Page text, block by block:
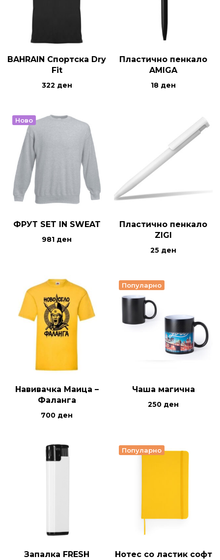
BAHRAIN Спортска Dry
Fit
322 ден
Пластично пенкало
AMIGA
18 ден
Ново
ФРУТ SET IN SWEAT
981 ден
Пластично пенкало
ZIGI
25 ден
Навивачка Маица –
Фаланга
700 ден
Популарно
Чаша магична
250 ден
Запалка FRESH
Популарно
Нотес со ластик софт